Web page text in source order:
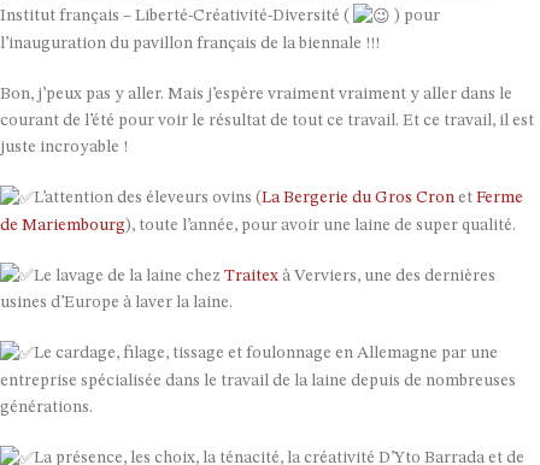
Institut français – Liberté-Créativité-Diversité (
) pour
l’inauguration du pavillon français de la biennale !!!
Bon, j’peux pas y aller. Mais j’espère vraiment vraiment y aller dans le
courant de l’été pour voir le résultat de tout ce travail. Et ce travail, il est
juste incroyable !
L’attention des éleveurs ovins (La Bergerie du Gros Cron et Ferme
de Mariembourg), toute l’année, pour avoir une laine de super qualité.
Le lavage de la laine chez Traitex à Verviers, une des dernières
usines d’Europe à laver la laine.
Le cardage, filage, tissage et foulonnage en Allemagne par une
entreprise spécialisée dans le travail de la laine depuis de nombreuses
générations.
La présence, les choix, la ténacité, la créativité D’Yto Barrada et de